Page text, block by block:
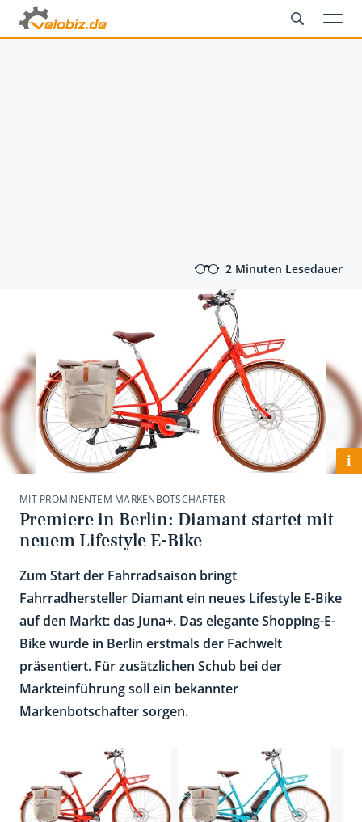
2 Minuten Lesedauer
i
MIT PROMINENTEM MARKENBOTSCHAFTER
Premiere in Berlin: Diamant startet mit
neuem Lifestyle E-Bike
Zum Start der Fahrradsaison bringt
Fahrradhersteller Diamant ein neues Lifestyle E-Bike
auf den Markt: das Juna+. Das elegante Shopping-E-
Bike wurde in Berlin erstmals der Fachwelt
präsentiert. Für zusätzlichen Schub bei der
Markteinführung soll ein bekannter
Markenbotschafter sorgen.